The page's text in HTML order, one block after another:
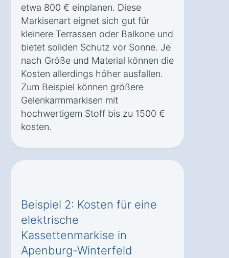
etwa 800 € einplanen. Diese
Markisenart eignet sich gut für
kleinere Terrassen oder Balkone und
bietet soliden Schutz vor Sonne. Je
nach Größe und Material können die
Kosten allerdings höher ausfallen.
Zum Beispiel können größere
Gelenkarmmarkisen mit
hochwertigem Stoff bis zu 1500 €
kosten.
Beispiel 2: Kosten für eine
elektrische
Kassettenmarkise in
Apenburg-Winterfeld